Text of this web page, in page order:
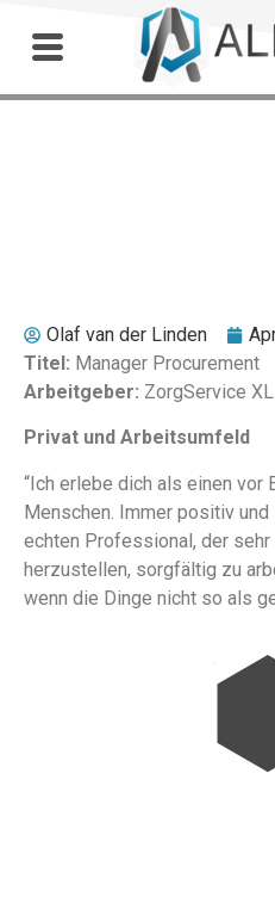
Olaf van der Linden
Titel: Manager Procurement
Arbeitgeber: ZorgService XL
Privat und Arbeitsumfeld
“Ich erlebe dich als einen vor
Menschen. Immer positiv
echten Professional, der
herzustellen, sorgfältig zu
wenn die Dinge nicht so als